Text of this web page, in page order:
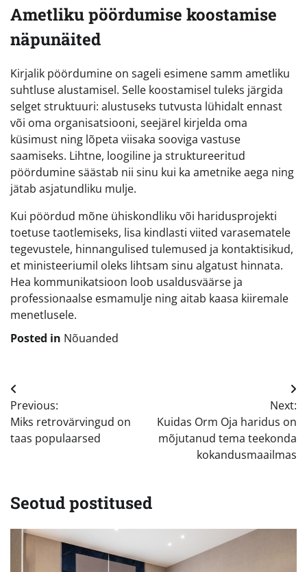
Ametliku pöördumise koostamise
näpunäited
Kirjalik pöördumine on sageli esimene samm ametliku
suhtluse alustamisel. Selle koostamisel tuleks järgida
selget struktuuri: alustuseks tutvusta lühidalt ennast
või oma organisatsiooni, seejärel kirjelda oma
küsimust ning lõpeta viisaka sooviga vastuse
saamiseks. Lihtne, loogiline ja struktureeritud
pöördumine säästab nii sinu kui ka ametnike aega ning
jätab asjatundliku mulje.
Kui pöördud mõne ühiskondliku või haridusprojekti
toetuse taotlemiseks, lisa kindlasti viited varasematele
tegevustele, hinnangulised tulemused ja kontaktisikud,
et ministeeriumil oleks lihtsam sinu algatust hinnata.
Hea kommunikatsioon loob usaldusväärse ja
professionaalse esmamulje ning aitab kaasa kiiremale
menetlusele.
Posted in Nõuanded
Navigeerimine
Previous:
Miks retrovärvingud on
taas populaarsed
Next:
Kuidas Orm Oja haridus on
mõjutanud tema teekonda
kokandusmaailmas
Seotud postitused